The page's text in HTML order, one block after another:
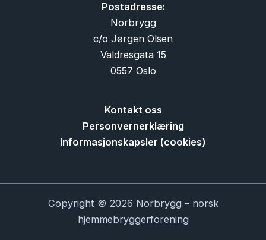
Postadresse:
Norbrygg
c/o Jørgen Olsen
Valdresgata 15
0557 Oslo
Kontakt oss
Personvernerklæring
Informasjonskapsler (cookies)
Copyright © 2026 Norbrygg – norsk
hjemmebryggerforening